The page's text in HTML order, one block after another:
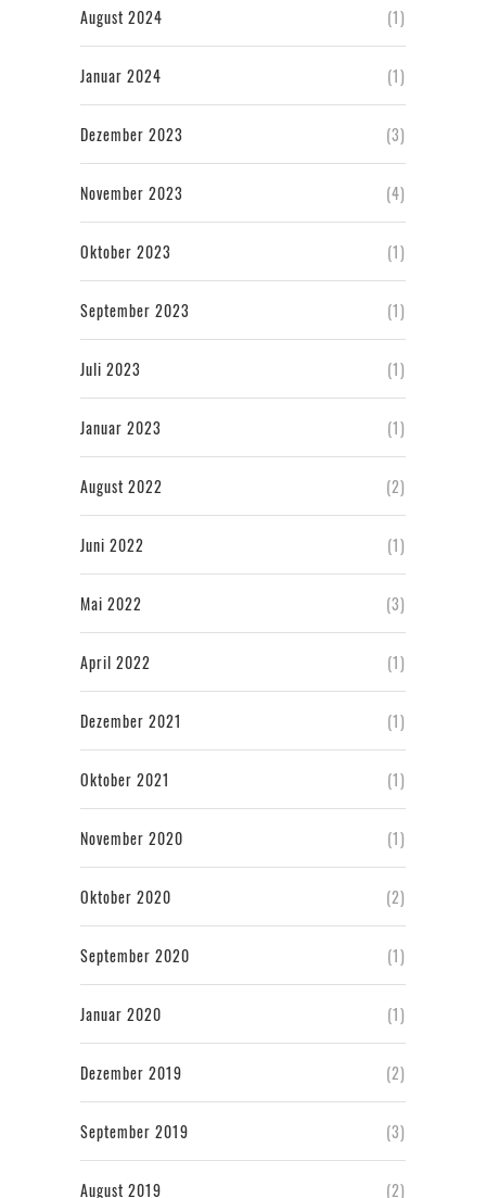
August 2024 (1)
Januar 2024 (1)
Dezember 2023 (3)
November 2023 (4)
Oktober 2023 (1)
September 2023 (1)
Juli 2023 (1)
Januar 2023 (1)
August 2022 (2)
Juni 2022 (1)
Mai 2022 (3)
April 2022 (1)
Dezember 2021 (1)
Oktober 2021 (1)
November 2020 (1)
Oktober 2020 (2)
September 2020 (1)
Januar 2020 (1)
Dezember 2019 (2)
September 2019 (3)
August 2019 (2)